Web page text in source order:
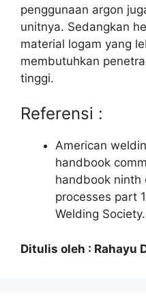
penggunaan argon
unitnya. Sedangkan
material logam yang
membutuhkan
tinggi.
Referensi :
American
handbook
handbook ninth
processes part
Welding Society.
Ditulis oleh : Rahayu